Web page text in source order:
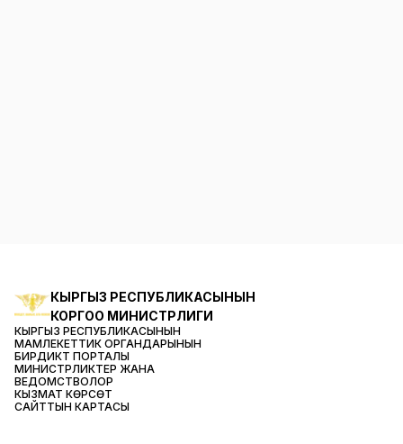
КЫРГЫЗ РЕСПУБЛИКАСЫНЫН
КОРГОО МИНИСТРЛИГИ
КЫРГЫЗ РЕСПУБЛИКАСЫНЫН
МАМЛЕКЕТТИК ОРГАНДАРЫНЫН
БИРДИКТҮҮ ПОРТАЛЫ
МИНИСТРЛИКТЕР ЖАНА
ВЕДОМСТВОЛОР
КЫЗМАТ КӨРСӨТҮҮ
САЙТТЫН КАРТАСЫ